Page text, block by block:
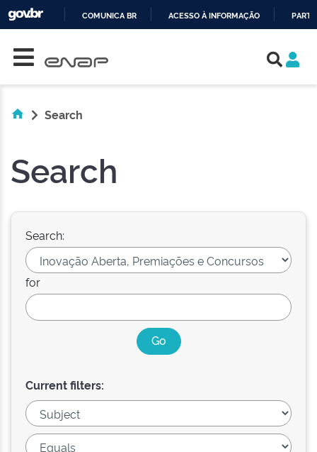
COMUNICA BR ACESSO À INFORMAÇÃO
Search
Search
Search:
for
Current filters: